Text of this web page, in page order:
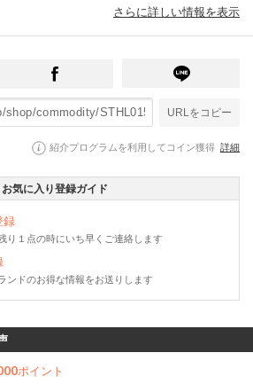
さらに詳しい情報を表示
URLをコピー
紹介プログラムを利用してコイン獲得 詳細
お気に入り登録ガイド
録
り１点の時にいち早くご連絡します
ンドのお得な情報をお送りします
ポイント